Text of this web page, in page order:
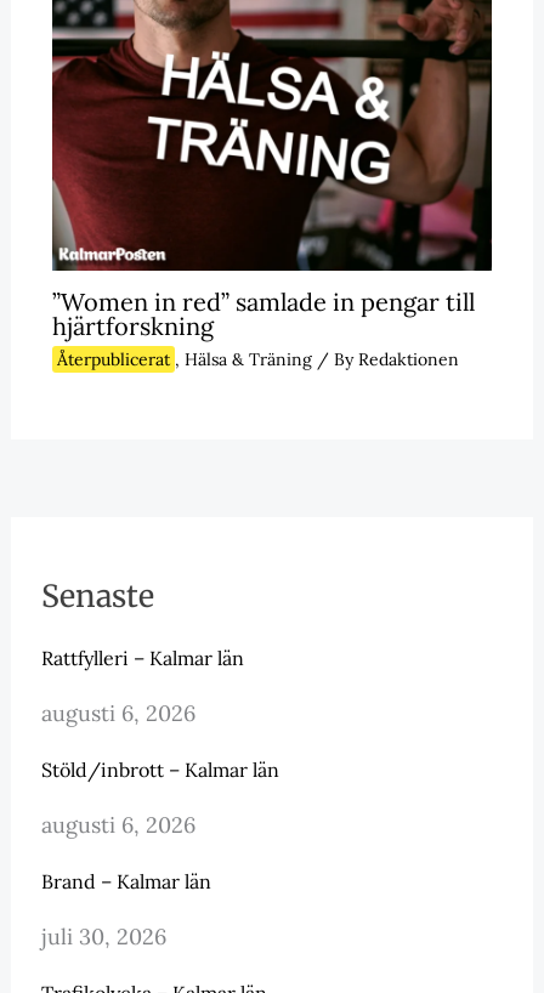
”Women in red” samlade in pengar till
hjärtforskning
Återpublicerat , Hälsa & Träning/ ByRedaktionen
Senaste
Rattfylleri – Kalmar län
augusti 6, 2026
Stöld/inbrott – Kalmar län
augusti 6, 2026
Brand – Kalmar län
juli 30, 2026